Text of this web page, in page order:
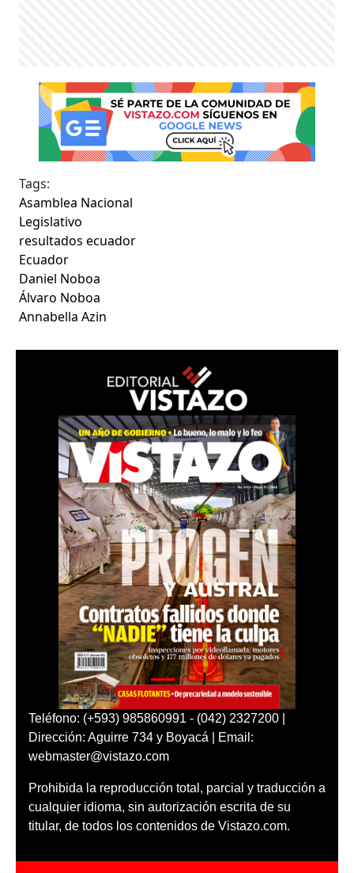
Tags:
Asamblea Nacional
Legislativo
resultados ecuador
Ecuador
Daniel Noboa
Álvaro Noboa
Annabella Azin
Teléfono: (+593) 985860991 - (042) 2327200 |
Dirección: Aguirre 734 y Boyacá | Email:
webmaster@vistazo.com
Prohibida la reproducción total, parcial y traducción a
cualquier idioma, sin autorización escrita de su
titular, de todos los contenidos de Vistazo.com.